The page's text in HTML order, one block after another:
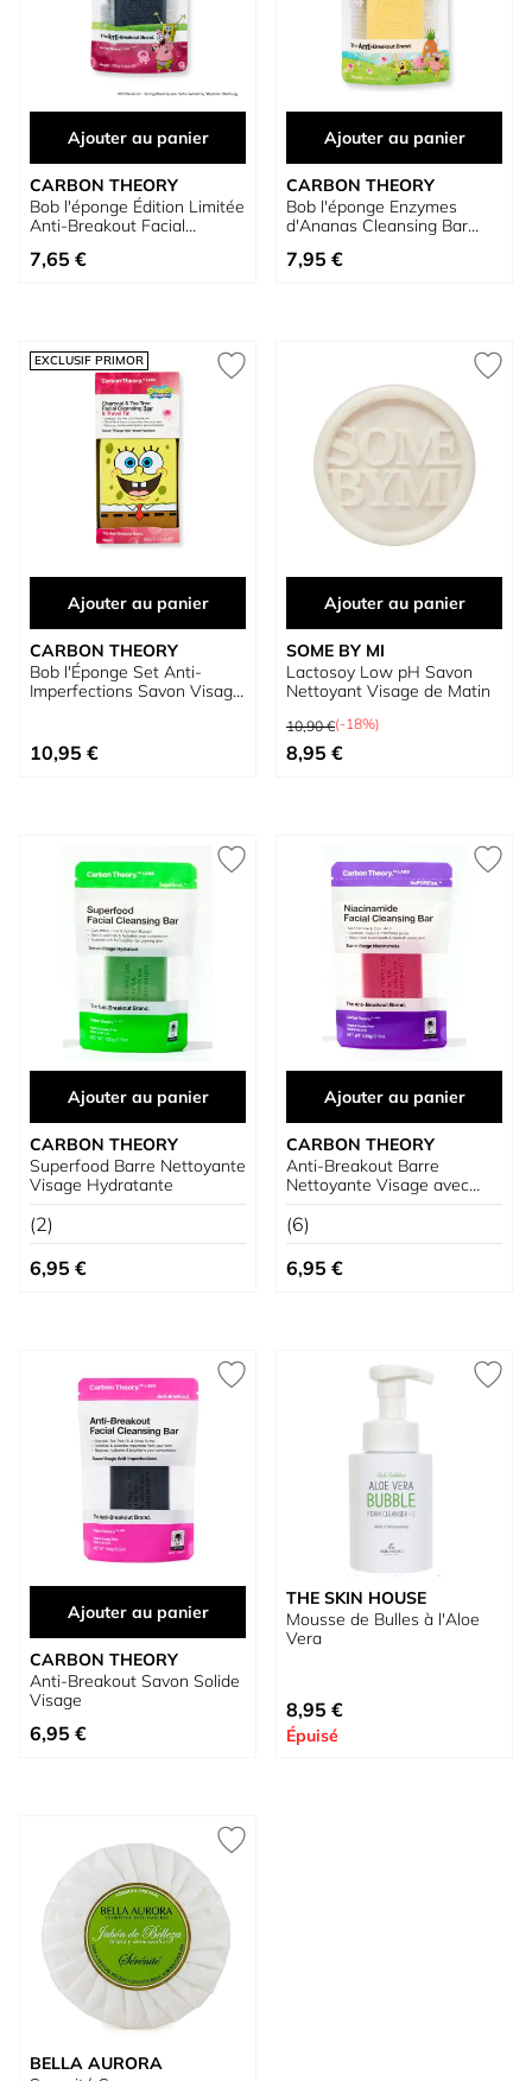
Ajouter au panier
CARBON THEORY
Bob l'éponge Édition Limitée
Anti-Breakout Facial
7,65 €
Ajouter au panier
CARBON THEORY
Bob l'éponge Enzymes
d'Ananas Cleansing Bar
7,95 €
EXCLUSIF PRIMOR
Ajouter au panier
CARBON THEORY
Bob l'Éponge Set Anti-
Imperfections Savon Visage
10,95 €
Ajouter au panier
SOME BY MI
Lactosoy Low pH Savon
Nettoyant Visage de Matin
Prix normal
10,90 €(-18%)
Prix spécial
8,95 €
Ajouter au panier
CARBON THEORY
Superfood Barre Nettoyante
Visage Hydratante
(2)
6,95 €
Ajouter au panier
CARBON THEORY
Anti-Breakout Barre
Nettoyante Visage avec
Niacinamide
(6)
6,95 €
Ajouter au panier
CARBON THEORY
Anti-Breakout Savon Solide
Visage
6,95 €
THE SKIN HOUSE
Mousse de Bulles à l'Aloe
Vera
À partir de
8,95 €
Épuisé
BELLA AURORA